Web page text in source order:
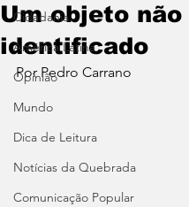
Cidadania
América Latina
Opinião
Mundo
Dica de Leitura
Notícias da Quebrada
Comunicação Popular
Um objeto não
identificado
Por Pedro Carrano